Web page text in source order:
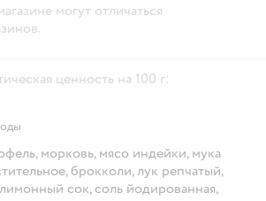
могут отличаться
ценность на 100 г:
морковь, мясо индейки, мука
брокколи, лук репчатый,
сок, соль йодированная,